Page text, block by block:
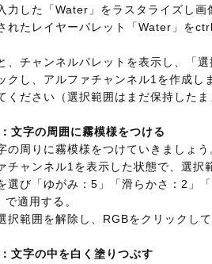
力した「Water」をラスタライズし画
れたレイヤーパレット「Water」を
、チャンネルパレットを表示し、「
クし、アルファチャンネル1を作成し
ください（選択範囲はまだ保持したま
文字の周囲に霧模様をつける
の周りに霧模様をつけていきましょう
チャンネル1を表示した状態で、選
選び「ゆがみ：5」「滑らかさ：2」
適用する。
択範囲を解除し、RGBをクリックし
文字の中を白く塗りつぶす